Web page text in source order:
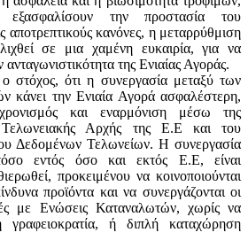
εξασφαλίσουν την προστασία του
αποτρεπτικούς κανόνες, η μεταρρύθμιση
σε μια χαμένη ευκαιρία, για να
της Ενιαίας Αγοράς.
ο στόχος, ότι η συνεργασία μεταξύ των
κάνει την Ενιαία Αγορά ασφαλέστερη,
και εναρμόνιση μέσω της
Τελωνειακής Αρχής της Ε.Ε και του
Δεδομένων Τελωνείων. Η συνεργασία
εντός όσο και εκτός Ε.Ε, είναι
προκειμένου να κοινοποιούνται
προϊόντα και να συνεργάζονται οι
με Ενώσεις Καταναλωτών, χωρίς να
γραφειοκρατία, ή διπλή καταχώρηση